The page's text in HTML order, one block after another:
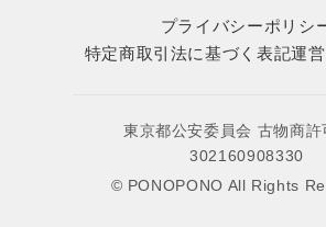
プライバシーポリシ
特定商取引法に基づく表記運
東京都公安委員会 古物商許
302160908330
© PONOPONO All Rights